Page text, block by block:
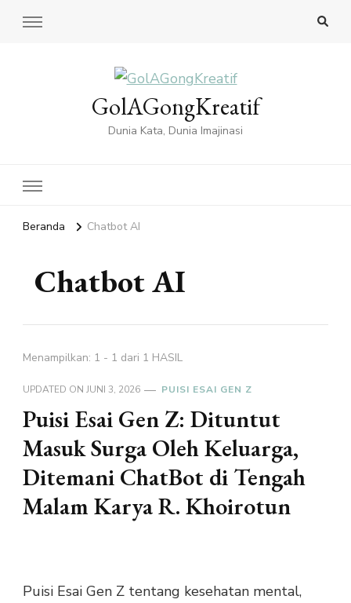
GolAGongKreatif
Dunia Kata, Dunia Imajinasi
Beranda Chatbot AI
Chatbot AI
Menampilkan: 1 - 1 dari 1 HASIL
UPDATED ON JUNI 3, 2026 PUISI ESAI GEN Z
Puisi Esai Gen Z: Dituntut
Masuk Surga Oleh Keluarga,
Ditemani ChatBot di Tengah
Malam Karya R. Khoirotun
Puisi Esai Gen Z tentang kesehatan mental,